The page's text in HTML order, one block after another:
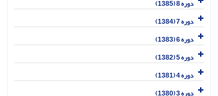
دوره 8 (1385)
دوره 7 (1384)
دوره 6 (1383)
دوره 5 (1382)
دوره 4 (1381)